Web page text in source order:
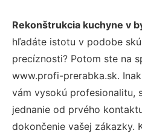
Rekonštrukcia kuchyne v
hľadáte istotu v podobe
precíznosti? Potom ste na
www.profi-prerabka.sk.
vám vysokú profesionalitu,
jednanie od prvého
dokončenie vašej zákazky.